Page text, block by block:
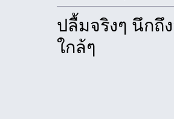
ปลื้มจริงๆ นึกถึ
ใกล้ๆ